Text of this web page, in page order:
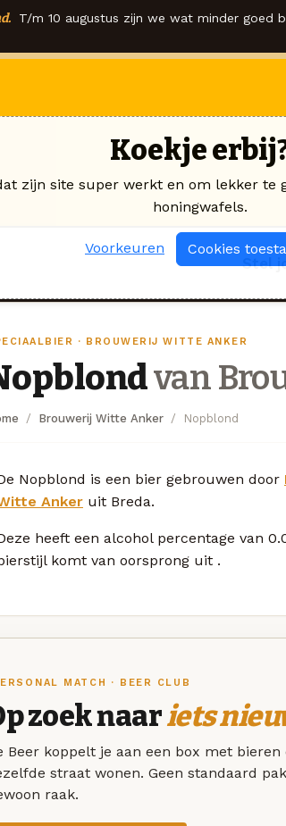
T/m 10 augustus zijn we wat minder goed
Stel
· BROUWERIJ WITTE ANKER
van
Brouwerij Witte Anker Nopblond
Nopblond is een bier gebrouwen door
Anker uit Breda.
heeft een alcohol percentage van
komt van oorsprong uit .
MATCH · BEER CLUB
zoek naariets
Beer koppelt je aan een box met bieren
straat wonen. Geen standaard
raak.
Koekje
zijn site super werkt en om lekker te
honingwafels.
Voorkeuren Cookies